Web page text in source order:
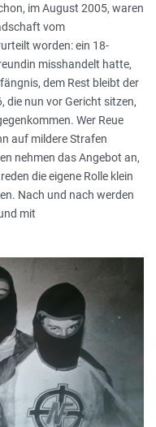
im August 2005, waren
vom
worden: ein 18-
misshandelt hatte,
dem Rest bleibt der
die nun vor Gericht sitzen,
Wer Reue
auf mildere Strafen
nehmen das Angebot an,
die eigene Rolle klein
Nach und nach werden
mit